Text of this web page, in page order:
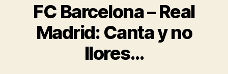
FC Barcelona – Real
Madrid: Canta y no
llores…